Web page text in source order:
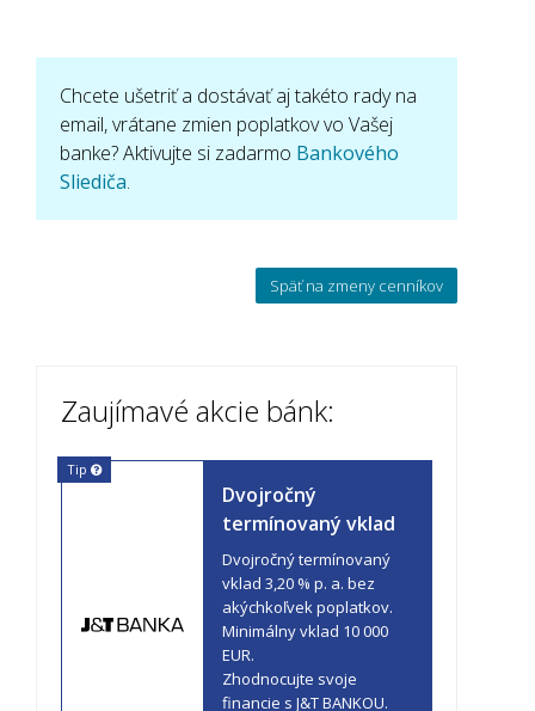
Chcete ušetriť a dostávať aj takéto rady na
email, vrátane zmien poplatkov vo Vašej
banke? Aktivujte si zadarmo Bankového
Sliediča.
Späť na zmeny cenníkov
Zaujímavé akcie bánk:
Tip
Dvojročný
termínovaný vklad
Dvojročný termínovaný
vklad 3,20 % p. a. bez
akýchkoľvek poplatkov.
Minimálny vklad 10 000
EUR.
Zhodnocujte svoje
financie s J&T BANKOU.